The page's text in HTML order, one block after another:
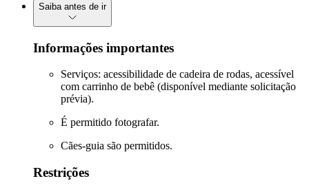
Saiba antes de ir
Informações importantes
Serviços: acessibilidade de cadeira de rodas, acessível
com carrinho de bebê (disponível mediante solicitação
prévia).
É permitido fotografar.
Cães-guia são permitidos.
Restrições